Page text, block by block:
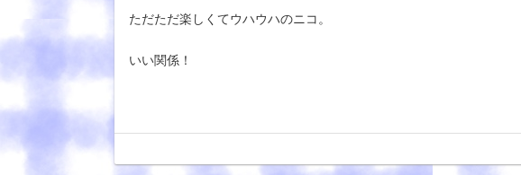
ただただ楽しくてウハウハのニコ。
いい関係！